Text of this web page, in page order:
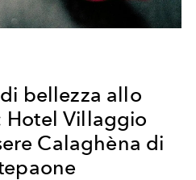
bellezza allo
Hotel Villaggio
Calaghèna di